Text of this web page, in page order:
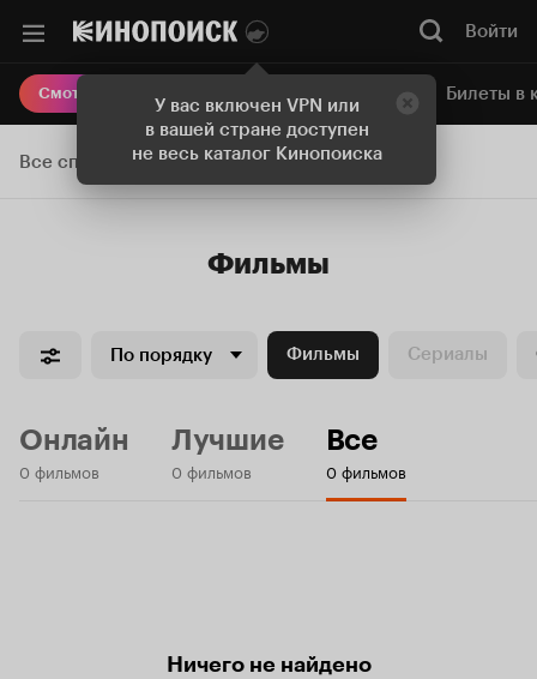
У вас включен VPN или
в вашей стране доступен
не весь каталог Кинопоиска
Войти
Смотреть кино Онлайн-кинотеатр Билеты в
Все списки
Фильмы
По порядку Фильмы Сериалы
Онлайн
0 фильмов
Лучшие
0 фильмов
Все
0 фильмов
Ничего не найдено